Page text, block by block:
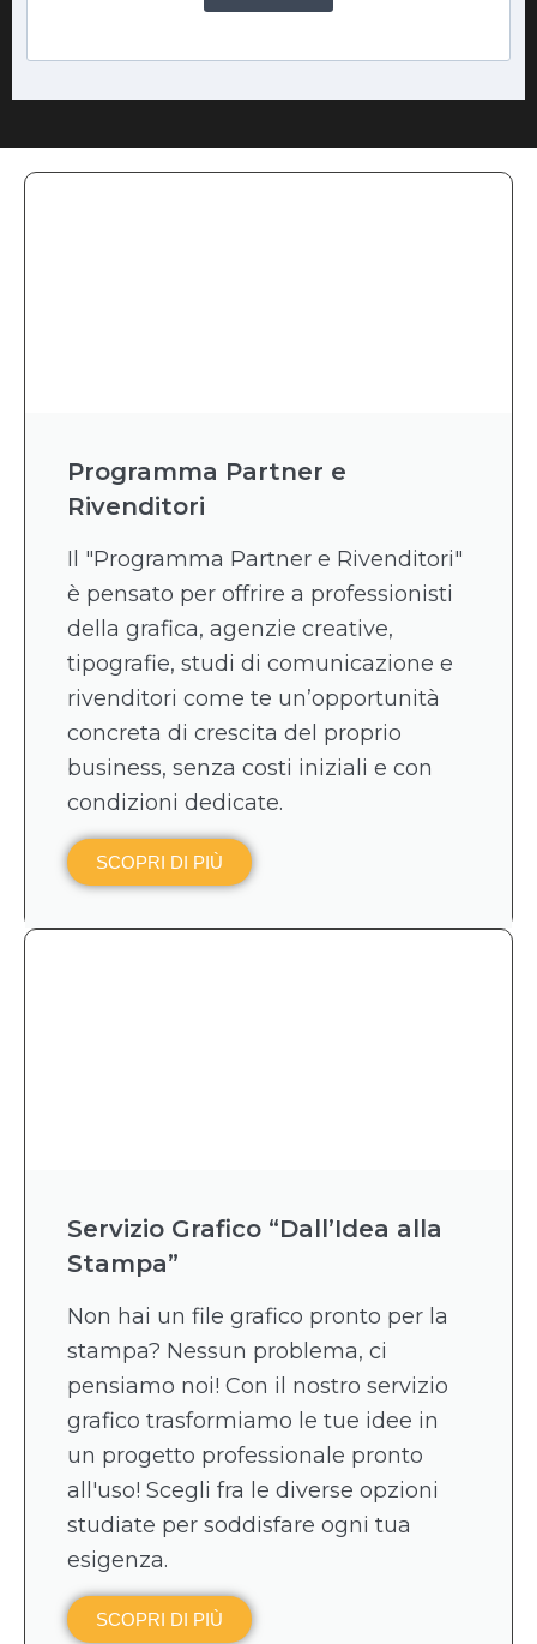
Programma Partner e
Rivenditori
Il "Programma Partner e Rivenditori"
è pensato per offrire a professionisti
della grafica, agenzie creative,
tipografie, studi di comunicazione e
rivenditori come te un’opportunità
concreta di crescita del proprio
business, senza costi iniziali e con
condizioni dedicate.
SCOPRI DI PIÙ
Servizio Grafico “Dall’Idea alla
Stampa”
Non hai un file grafico pronto per la
stampa? Nessun problema, ci
pensiamo noi! Con il nostro servizio
grafico trasformiamo le tue idee in
un progetto professionale pronto
all'uso! Scegli fra le diverse opzioni
studiate per soddisfare ogni tua
esigenza.
SCOPRI DI PIÙ